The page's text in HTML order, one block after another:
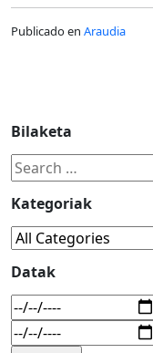
Publicado en Araudia
Bilaketa
Kategoriak
Datak